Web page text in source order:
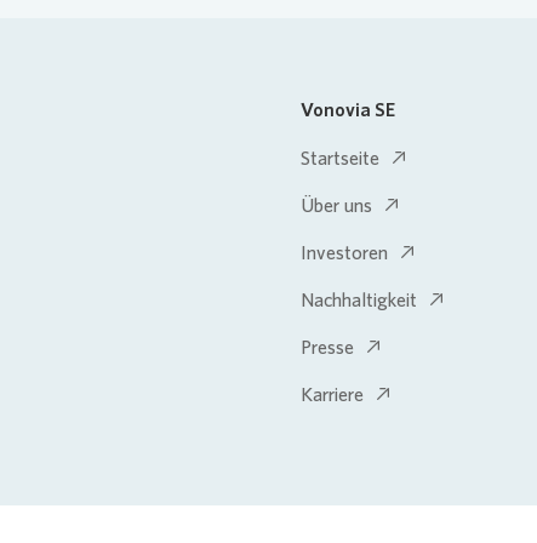
Vonovia SE
Startseite
Über uns
Investoren
Nachhaltigkeit
Presse
Karriere